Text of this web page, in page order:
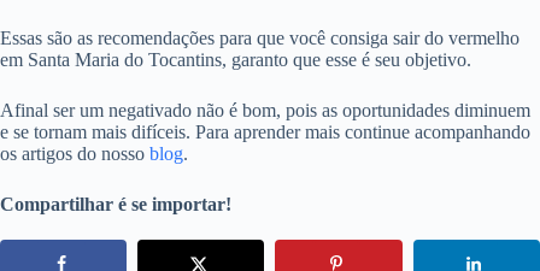
Essas são as recomendações para que você consiga sair do vermelho
em Santa Maria do Tocantins, garanto que esse é seu objetivo.
Afinal ser um negativado não é bom, pois as oportunidades diminuem
e se tornam mais difíceis. Para aprender mais continue acompanhando
os artigos do nosso blog.
Compartilhar é se importar!